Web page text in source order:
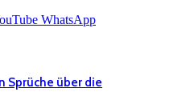
WhatsApp
Sprüche über die